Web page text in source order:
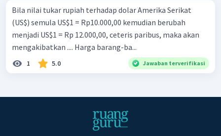
Bila nilai tukar rupiah terhadap dolar Amerika Serikat
(US$) semula US$1 = Rp10.000,00 kemudian berubah
menjadi US$1 = Rp 12.000,00, ceteris paribus, maka akan
mengakibatkan .... Harga barang-ba...
1 5.0 Jawaban terverifikasi